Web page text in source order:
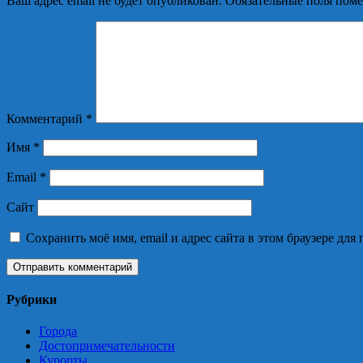
Комментарий *
Имя *
Email *
Сайт
Сохранить моё имя, email и адрес сайта в этом браузере
Рубрики
Города
Достопримечательности
Курорты